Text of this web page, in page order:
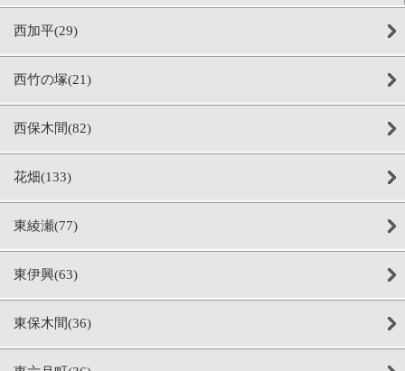
西加平(29)
西竹の塚(21)
西保木間(82)
花畑(133)
東綾瀬(77)
東伊興(63)
東保木間(36)